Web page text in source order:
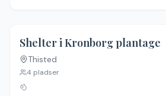
Ingen billeder
Shelter i Kronborg plantage
Thisted
4 pladser